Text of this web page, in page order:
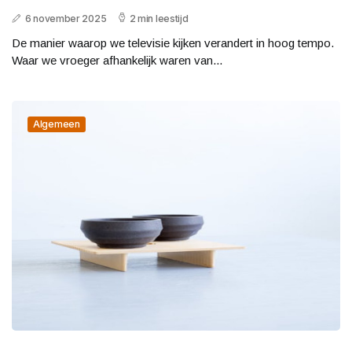
6 november 2025 2 min leestijd
De manier waarop we televisie kijken verandert in hoog tempo.
Waar we vroeger afhankelijk waren van...
Algemeen